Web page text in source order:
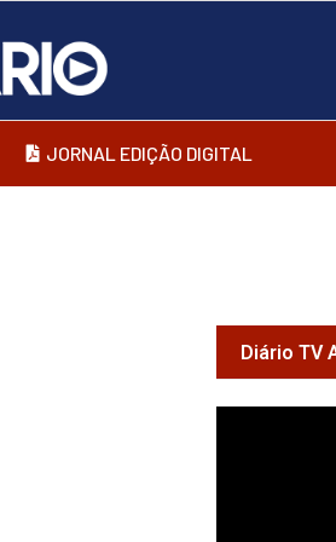
JORNAL EDIÇÃO DIGITAL
Diário TV